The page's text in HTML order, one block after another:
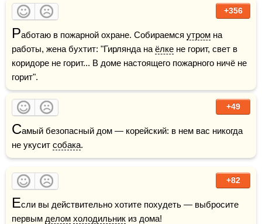
+356
Работаю в пожарной охране. Собираемся утром на
работы, жена бухтит: "Гирлянда на ёлке не горит, свет в
коридоре не горит... В доме настоящего пожарного ничё не
горит".
+49
Самый безопасный дом — корейский: в нем вас никогда
не укусит собака.
+82
Если вы действительно хотите похудеть — выбросите
первым делом холодильник из дома!